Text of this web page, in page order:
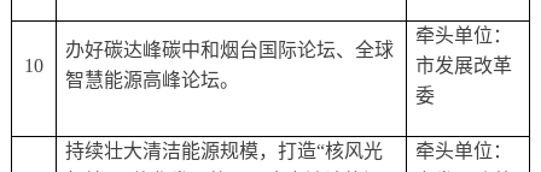
10
办好碳达峰碳中和烟台国际论坛、全球
智慧能源高峰论坛。
牵头单位：
市发展改革
委
持续壮大清洁能源规模，打造“核风光
牵头单位：